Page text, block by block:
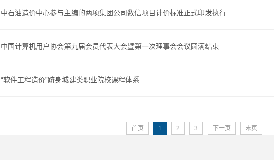
中石油造价中心参与主编的两项集团公司数信项目计价标准正式印发执行
中国计算机用户协会第九届会员代表大会暨第一次理事会会议圆满结束
“软件工程造价”跻身城建类职业院校课程体系
首页 1 2 3 下一页 末页